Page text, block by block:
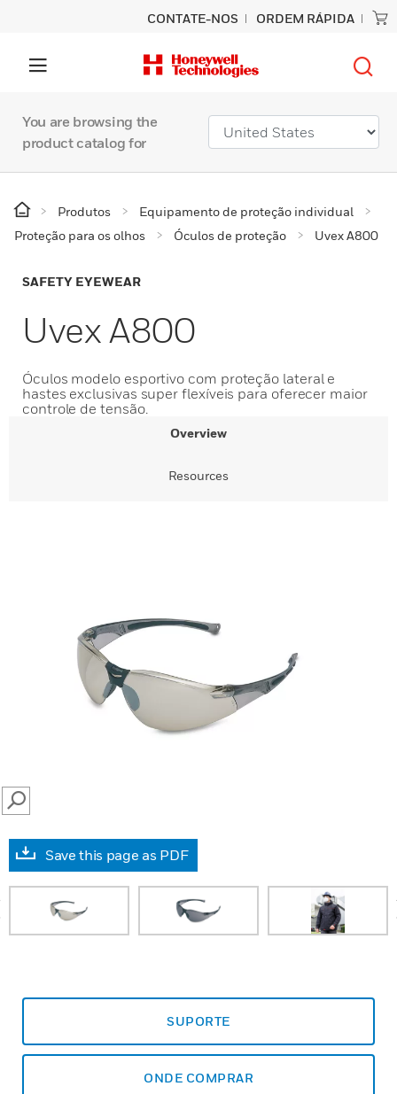
CONTATE-NOS ORDEM RÁPIDA
You are browsing the
product catalog for
Produtos
Equipamento de proteção individual
Proteção para os olhos
Óculos de proteção Uvex A800
SAFETY EYEWEAR
Uvex A800
Óculos modelo esportivo com proteção lateral e
hastes exclusivas super flexíveis para oferecer maior
controle de tensão.
Overview
Resources
SEARCH
Save this page as PDF
SUPORTE
ONDE COMPRAR